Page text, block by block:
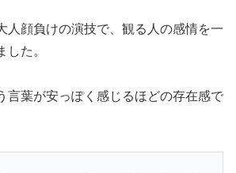
人顔負けの演技で、観る人の感情を一
した。
言葉が安っぽく感じるほどの存在感で